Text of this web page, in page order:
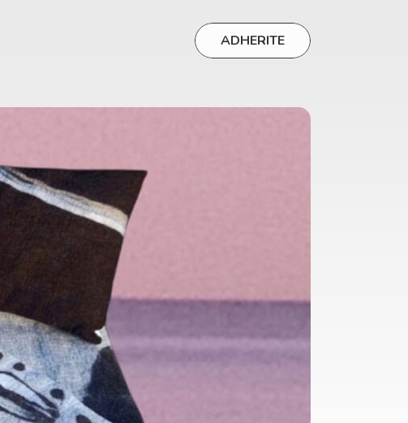
ADHERITE